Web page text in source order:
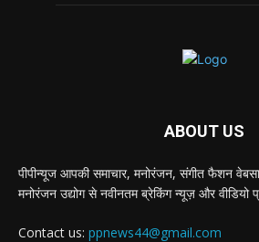
ABOUT US
पीपीन्यूज आपकी समाचार, मनोरंजन, संगीत फैशन
मनोरंजन उद्योग से नवीनतम ब्रेकिंग न्यूज़ और वीडियो
Contact us: ppnews44@gmail.com